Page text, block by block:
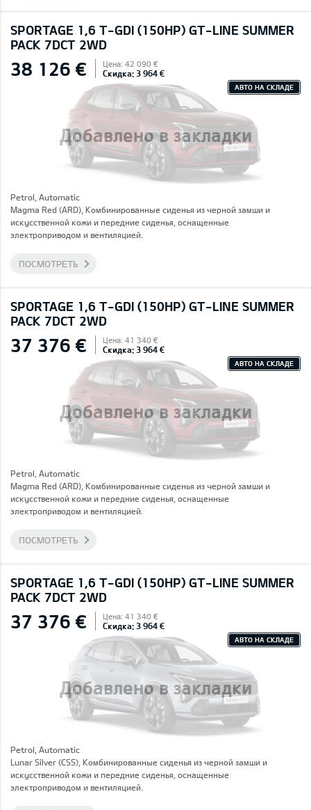
SPORTAGE 1,6 T-GDI (150HP) GT-LINE SUMMER
PACK 7DCT 2WD
Добавлено в закладки
38 126 € Цена: 42 090 €
Скидка: 3 964 €
АВТО НА СКЛАДЕ
Petrol, Automatic
Magma Red (ARD), Комбинированные сиденья из черной замши и
искусственной кожи и передние сиденья, оснащенные
электроприводом и вентиляцией.
ПОСМОТРЕТЬ
SPORTAGE 1,6 T-GDI (150HP) GT-LINE SUMMER
PACK 7DCT 2WD
Добавлено в закладки
37 376 € Цена: 41 340 €
Скидка: 3 964 €
АВТО НА СКЛАДЕ
Petrol, Automatic
Magma Red (ARD), Комбинированные сиденья из черной замши и
искусственной кожи и передние сиденья, оснащенные
электроприводом и вентиляцией.
ПОСМОТРЕТЬ
SPORTAGE 1,6 T-GDI (150HP) GT-LINE SUMMER
PACK 7DCT 2WD
Добавлено в закладки
37 376 € Цена: 41 340 €
Скидка: 3 964 €
АВТО НА СКЛАДЕ
Petrol, Automatic
Lunar Silver (CSS), Комбинированные сиденья из черной замши и
искусственной кожи и передние сиденья, оснащенные
электроприводом и вентиляцией.